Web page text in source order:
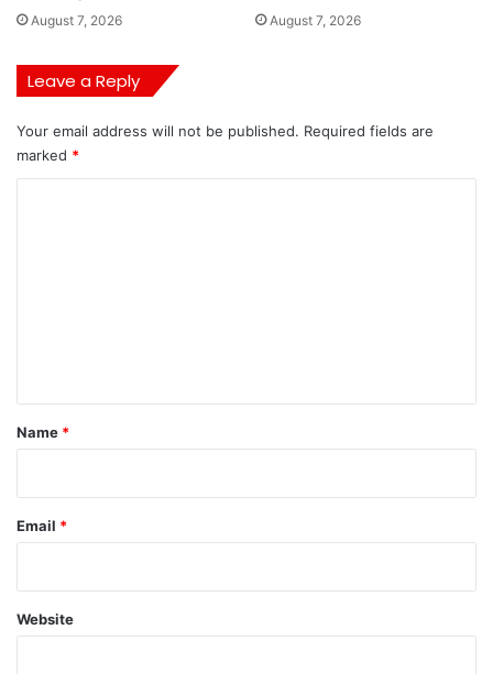
August 7, 2026 August 7, 2026
Leave a Reply
Your email address will not be published. Required fields are
marked *
*
Name *
Email *
Website